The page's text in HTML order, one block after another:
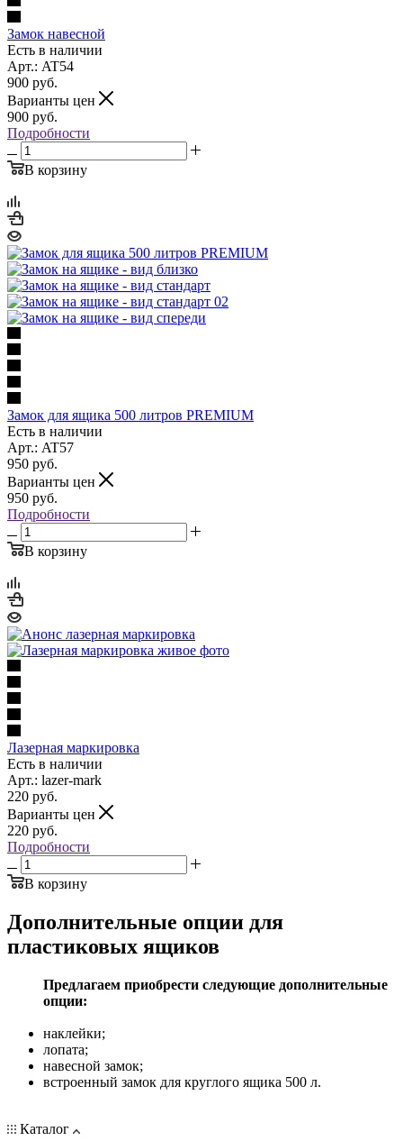
Замок навесной
Есть в наличии
Арт.: AT54
900 руб.
Варианты цен
900 руб.
Подробности
В корзину
Замок для ящика 500 литров PREMIUM
Есть в наличии
Арт.: AT57
950 руб.
Варианты цен
950 руб.
Подробности
В корзину
Лазерная маркировка
Есть в наличии
Арт.: lazer-mark
220 руб.
Варианты цен
220 руб.
Подробности
В корзину
Дополнительные опции для
пластиковых ящиков
Предлагаем приобрести следующие дополнительные
опции:
наклейки;
лопата;
навесной замок;
встроенный замок для круглого ящика 500 л.
Каталог